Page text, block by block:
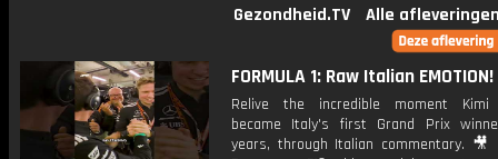
Gezondheid.TV
Alle
FORMULA 1: Raw Italian
Relive the incredible moment Kimi
became Italy's first Grand Prix
years, through Italian commentary. 🎥